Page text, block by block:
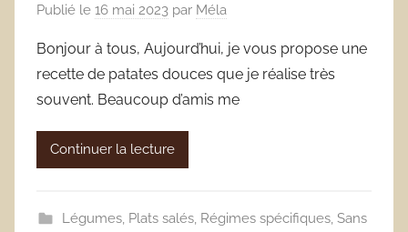
Publié le 16 mai 2023 par Méla
Bonjour à tous, Aujourd’hui, je vous propose une
recette de patates douces que je réalise très
souvent. Beaucoup d’amis me
Continuer la lecture
Légumes, Plats salés, Régimes spécifiques, Sans